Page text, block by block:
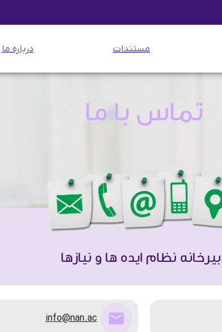
مستندات درباره ما
تماس با ما
نظام ایده ها و نیازها
info@nan.ac